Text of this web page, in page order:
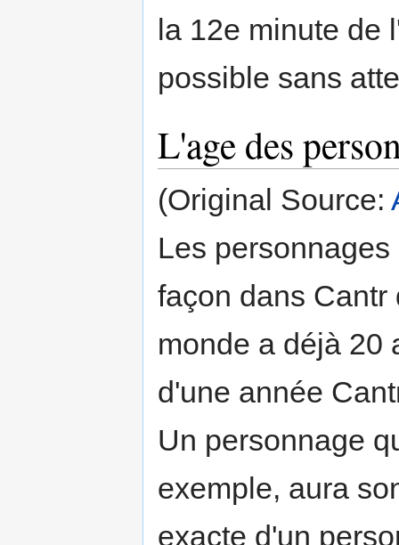
la 12e minute de
possible sans
L'age des
(Original Source:
Les
façon dans Cantr
monde a déjà 20
d'une année
Un personnage
exemple, aura
exacte d'un